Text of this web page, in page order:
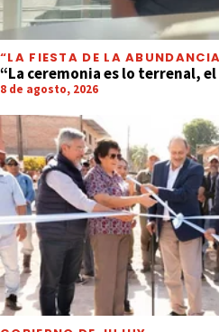
“LA FIESTA DE LA
“La ceremonia es lo terrenal,
8 de agosto, 2026